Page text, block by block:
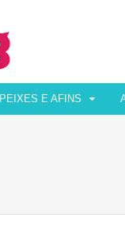
PEIXES E AFINS